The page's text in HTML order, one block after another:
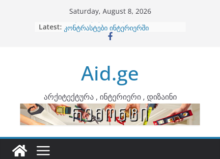
Saturday, August 8, 2026
Latest: ბინების გაერთიანება
კონტრასტები ინტერიერში
ინტერიერის დიზიანი
არტემიდი წარმოგიდგენთ
Aid.ge
არქიტექტურა , ინტერიერი , დიზაინი